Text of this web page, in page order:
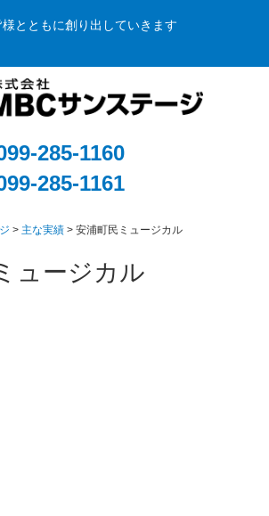
とともに創り出していきます
285-1160
285-1161
> 主な実績 > 安浦町民ミュージカル
ュージカル